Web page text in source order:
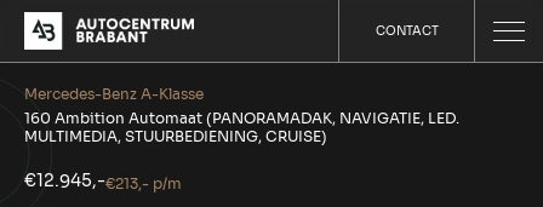
CONTACT
Mercedes-Benz A-Klasse
160 Ambition Automaat (PANORAMADAK, NAVIGATIE, LED.
MULTIMEDIA, STUURBEDIENING, CRUISE)
€12.945,-€213,- p/m